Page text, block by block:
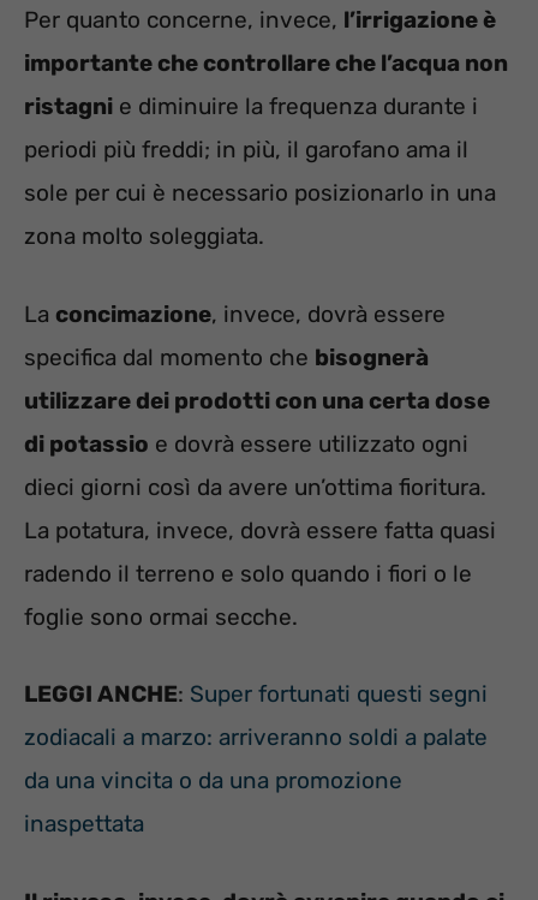
Per quanto concerne, invece, l’irrigazione è
importante che controllare che l’acqua non
ristagni e diminuire la frequenza durante i
periodi più freddi; in più, il garofano ama il
sole per cui è necessario posizionarlo in una
zona molto soleggiata.
La concimazione, invece, dovrà essere
specifica dal momento che bisognerà
utilizzare dei prodotti con una certa dose
di potassio e dovrà essere utilizzato ogni
dieci giorni così da avere un’ottima fioritura.
La potatura, invece, dovrà essere fatta quasi
radendo il terreno e solo quando i fiori o le
foglie sono ormai secche.
LEGGI ANCHE: Super fortunati questi segni
zodiacali a marzo: arriveranno soldi a palate
da una vincita o da una promozione
inaspettata